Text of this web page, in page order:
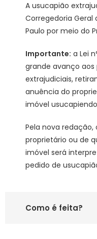
A usucapião
Corregedoria Geral
Paulo por meio do
Importante: a Lei
grande avanço
extrajudiciais,
anuência do
imóvel
Pela nova
proprietário ou de
imóvel será
pedido de
Como é feita?